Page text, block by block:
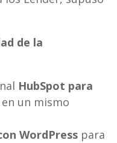
de la
HubSpot para
en un mismo
WordPress para